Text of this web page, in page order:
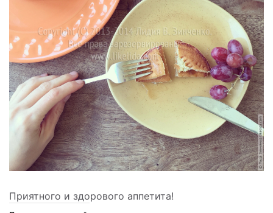
Приятного и здорового аппетита!